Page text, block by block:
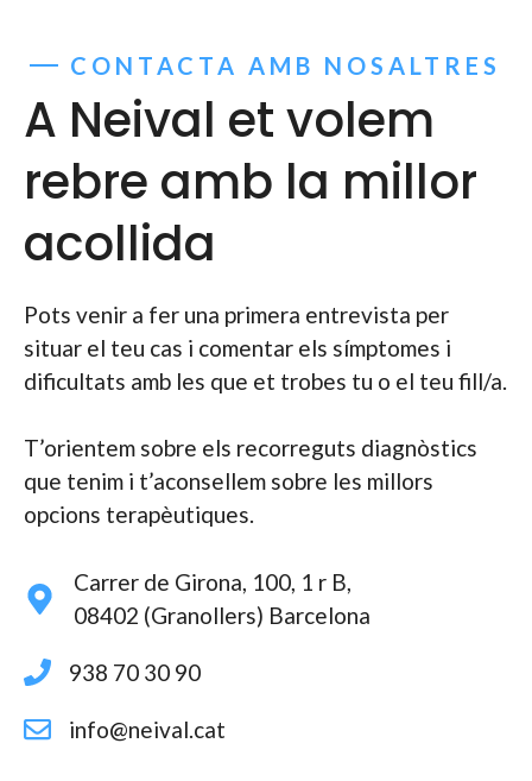
CONTACTA AMB NOSALTRES
A Neival et volem
rebre amb la millor
acollida
Pots venir a fer una primera entrevista per
situar el teu cas i comentar els símptomes i
dificultats amb les que et trobes tu o el teu fill/a.
T’orientem sobre els recorreguts diagnòstics
que tenim i t’aconsellem sobre les millors
opcions terapèutiques.
Carrer de Girona, 100, 1 r B,
08402 (Granollers) Barcelona
938 70 30 90
info@neival.cat